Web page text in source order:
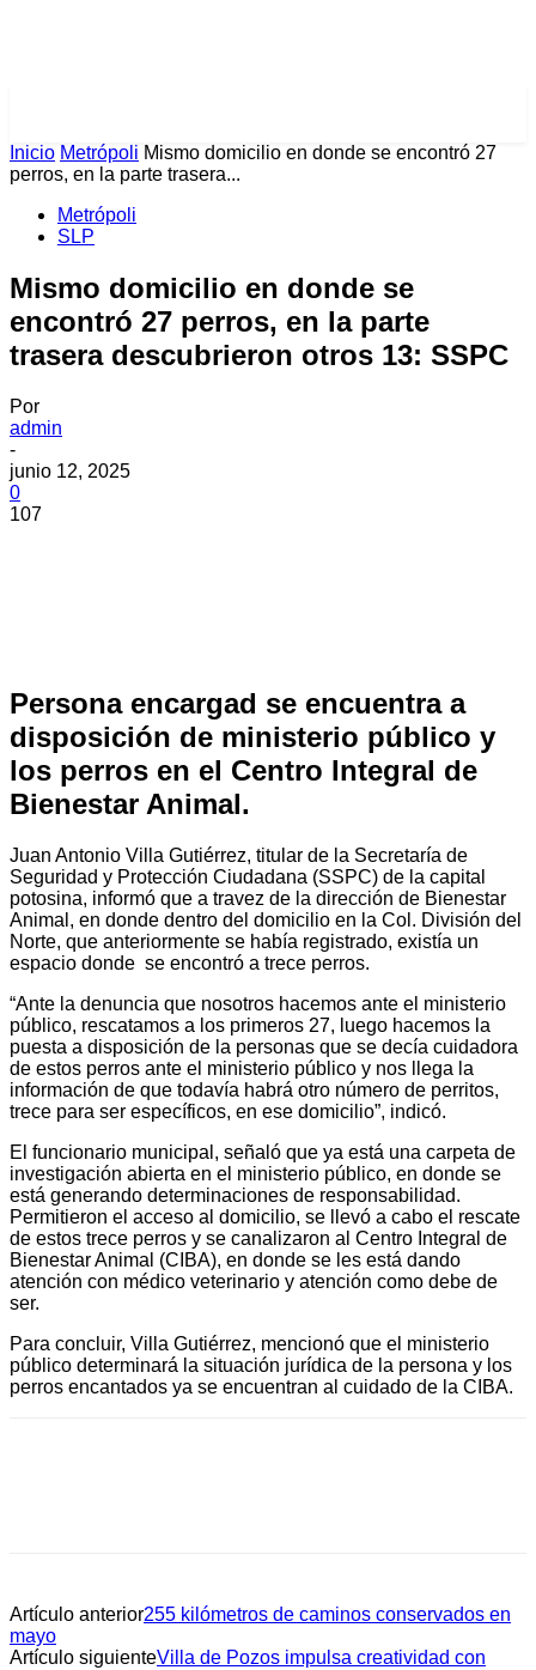
Inicio Metrópoli Mismo domicilio en donde se encontró 27
perros, en la parte trasera...
Metrópoli
SLP
Mismo domicilio en donde se
encontró 27 perros, en la parte
trasera descubrieron otros 13: SSPC
Por
admin
-
junio 12, 2025
0
107
Persona encargad se encuentra a
disposición de ministerio público y
los perros en el Centro Integral de
Bienestar Animal.
Juan Antonio Villa Gutiérrez, titular de la Secretaría de
Seguridad y Protección Ciudadana (SSPC) de la capital
potosina, informó que a travez de la dirección de Bienestar
Animal, en donde dentro del domicilio en la Col. División del
Norte, que anteriormente se había registrado, existía un
espacio donde se encontró a trece perros.
“Ante la denuncia que nosotros hacemos ante el ministerio
público, rescatamos a los primeros 27, luego hacemos la
puesta a disposición de la personas que se decía cuidadora
de estos perros ante el ministerio público y nos llega la
información de que todavía habrá otro número de perritos,
trece para ser específicos, en ese domicilio”, indicó.
El funcionario municipal, señaló que ya está una carpeta de
investigación abierta en el ministerio público, en donde se
está generando determinaciones de responsabilidad.
Permitieron el acceso al domicilio, se llevó a cabo el rescate
de estos trece perros y se canalizaron al Centro Integral de
Bienestar Animal (CIBA), en donde se les está dando
atención con médico veterinario y atención como debe de
ser.
Para concluir, Villa Gutiérrez, mencionó que el ministerio
público determinará la situación jurídica de la persona y los
perros encantados ya se encuentran al cuidado de la CIBA.
Artículo anterior255 kilómetros de caminos conservados en
mayo
Artículo siguienteVilla de Pozos impulsa creatividad con